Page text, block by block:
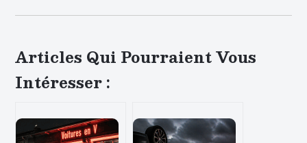
Articles Qui Pourraient Vous
Intéresser :